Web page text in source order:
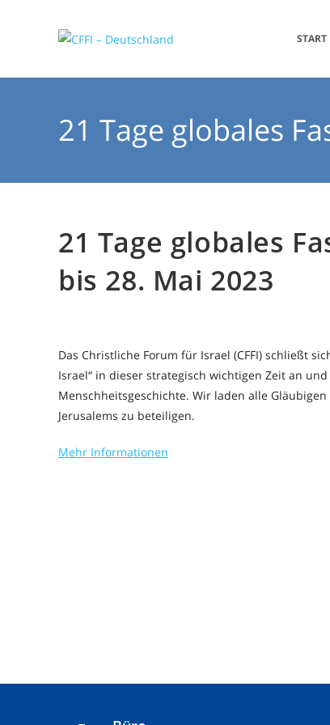
START
21 Tage globales
21 Tage globales
bis 28. Mai 2023
Das Christliche Forum für Israel (CFFI) schließt
Israel“ in dieser strategisch wichtigen Zeit an
Menschheitsgeschichte. Wir laden alle
Jerusalems zu beteiligen.
Mehr Informationen